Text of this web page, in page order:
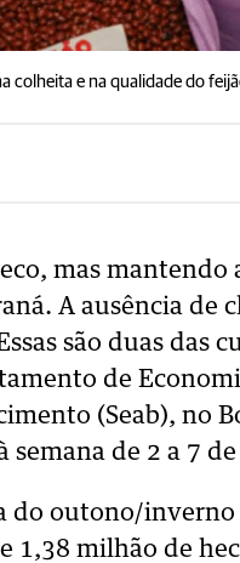
colheita e na qualidade do
mas
A ausência de
são duas das
de
(Seab), no
semana de 2 a 7
outono/inverno
1,38 milhão de